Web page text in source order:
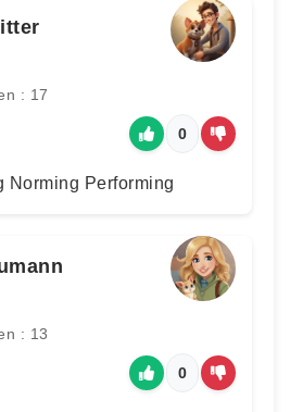
: 17
0
Norming Performing
: 13
0